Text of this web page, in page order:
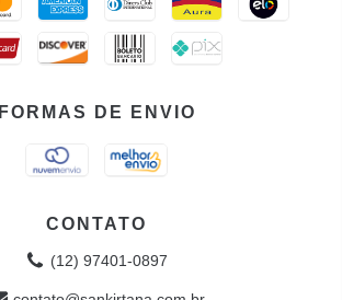
FORMAS DE ENVIO
CONTATO
(12) 97401-0897